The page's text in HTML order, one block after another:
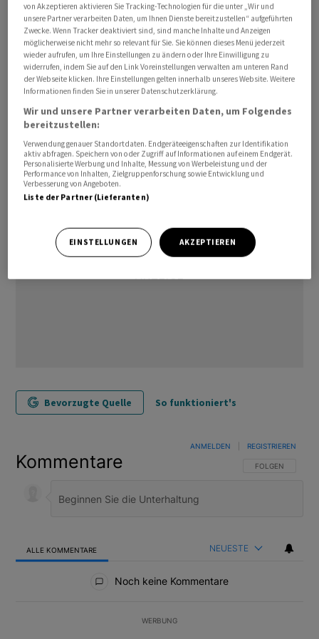
Weissrussland gilt als Russlands engster Verbündeter.
Bei ihrem Einmarsch in die Ukraine im Februar 2022
stiess die russische Armee auch von weissrussischem
Gebiet in Richtung der ukrainischen Hauptstadt Kiew
vor. Selenskyj spricht seit Wochen davon, dass Russland
versuche, Weissrussland in den Krieg hineinzuziehen
und warnt Minsk davor./ksr/DP/men
(AWP)
Bevorzugte Quelle So funktioniert's
Kommentare FOLGE DIESER
FOLGEN
ANMELDEN REGISTRIEREN
ALLE KOMMENTARE NEUESTE
Noch keine Kommentare
WERBUNG
von Akzeptieren aktivieren Sie Tracking-Technologien für die unter „Wir und
unsere Partner verarbeiten Daten, um Ihnen Dienste bereitzustellen“ aufgeführten
Zwecke. Wenn Tracker deaktiviert sind, sind manche Inhalte und Anzeigen
möglicherweise nicht mehr so relevant für Sie. Sie können dieses Menü jederzeit
wieder aufrufen, um Ihre Einstellungen zu ändern oder Ihre Einwilligung zu
widerrufen, indem Sie auf den Link Voreinstellungen verwalten am unteren Rand
der Webseite klicken. Ihre Einstellungen gelten innerhalb unseres Website. Weitere
Informationen finden Sie in unserer Datenschutzerklärung.
Wir und unsere Partner verarbeiten Daten, um Folgendes
bereitzustellen:
Verwendung genauer Standortdaten. Endgeräteeigenschaften zur Identifikation
aktiv abfragen. Speichern von oder Zugriff auf Informationen auf einem Endgerät.
Personalisierte Werbung und Inhalte, Messung von Werbeleistung und der
Performance von Inhalten, Zielgruppenforschung sowie Entwicklung und
Verbesserung von Angeboten.
Liste der Partner (Lieferanten)
EINSTELLUNGEN AKZEPTIEREN